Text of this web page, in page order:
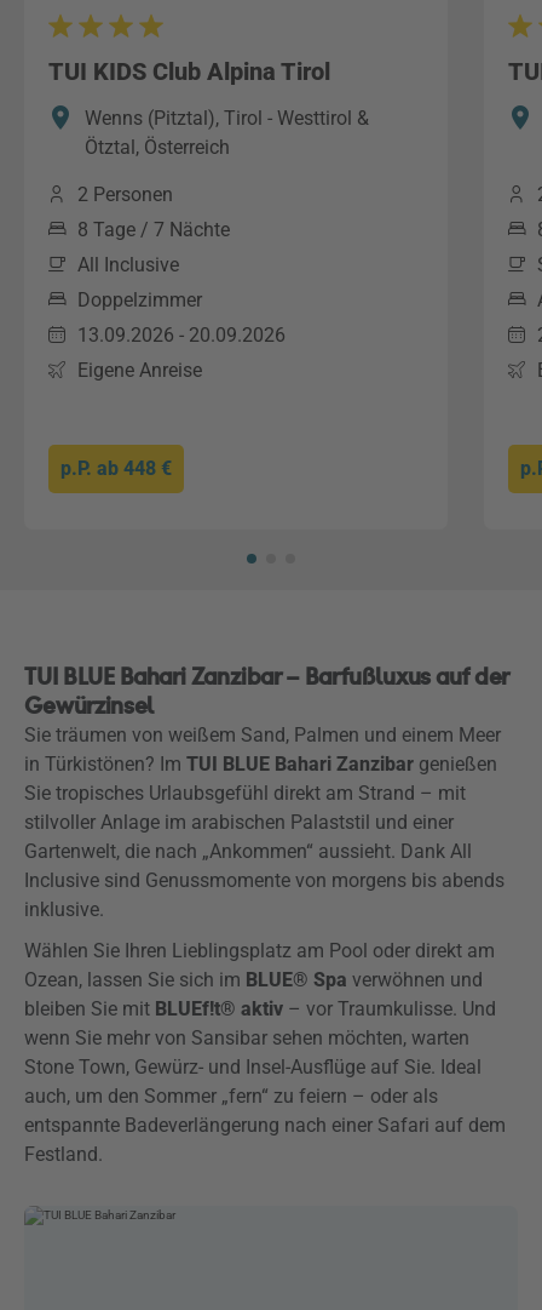
TUI KIDS Club Alpina Tirol
Wenns (Pitztal), Tirol - Westtirol &
Ötztal, Österreich
2 Personen
8 Tage / 7 Nächte
All Inclusive
Doppelzimmer
13.09.2026 - 20.09.2026
Eigene Anreise
p.P. ab 448 €
TUI BLUE Bahari Zanzibar – Barfußluxus auf der
Gewürzinsel
Sie träumen von weißem Sand, Palmen und einem Meer
in Türkistönen? Im TUI BLUE Bahari Zanzibar genießen
Sie tropisches Urlaubsgefühl direkt am Strand – mit
stilvoller Anlage im arabischen Palaststil und einer
Gartenwelt, die nach „Ankommen“ aussieht. Dank All
Inclusive sind Genussmomente von morgens bis abends
inklusive.
Wählen Sie Ihren Lieblingsplatz am Pool oder direkt am
Ozean, lassen Sie sich im BLUE® Spa verwöhnen und
bleiben Sie mit BLUEf!t® aktiv – vor Traumkulisse. Und
wenn Sie mehr von Sansibar sehen möchten, warten
Stone Town, Gewürz- und Insel-Ausflüge auf Sie. Ideal
auch, um den Sommer „fern“ zu feiern – oder als
entspannte Badeverlängerung nach einer Safari auf dem
Festland.